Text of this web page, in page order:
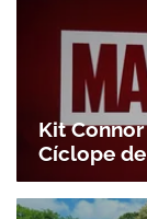
Kit
Cíclope de